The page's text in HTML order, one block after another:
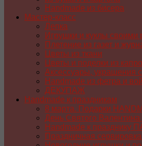
Handmade из бисера
Мастер-класс
Лепка
Игрушки и куклы своими
Плетение из газет и
Цветы из ткани
Цветы и поделки из
Аксессуары, украшения
Handmade из фетра и
ДЕКУПАЖ
Handmade к праздникам
8 марта. Подарки
День Святого
Handmade к празднику
Праздничная